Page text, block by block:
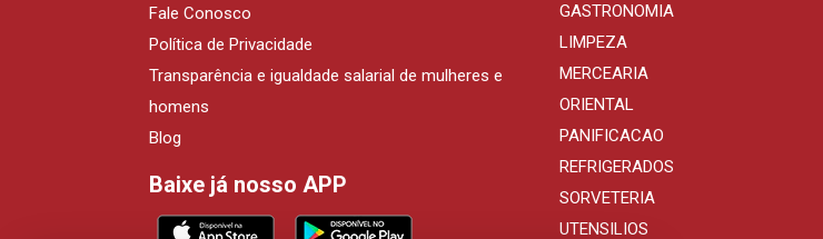
Fale Conosco
Política de Privacidade
Transparência e igualdade salarial de mulheres e
homens
Blog
Baixe já nosso APP
GASTRONOMIA
LIMPEZA
MERCEARIA
ORIENTAL
PANIFICACAO
REFRIGERADOS
SORVETERIA
UTENSILIOS